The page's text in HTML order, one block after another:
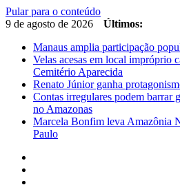
Pular para o conteúdo
9 de agosto de 2026
Últimos:
Manaus amplia participação
Velas acesas em local impróprio
Cemitério Aparecida
Renato Júnior ganha
Contas irregulares podem barrar
no Amazonas
Marcela Bonfim leva Amazônia
Paulo